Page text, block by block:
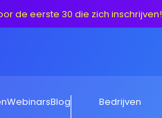
de eerste 30 die zich inschrijven!
WebinarsBlog Bedrijven